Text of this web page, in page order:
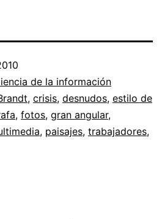
de la información
, crisis, desnudos, estilo de
, fotos, gran angular,
, paisajes, trabajadores,